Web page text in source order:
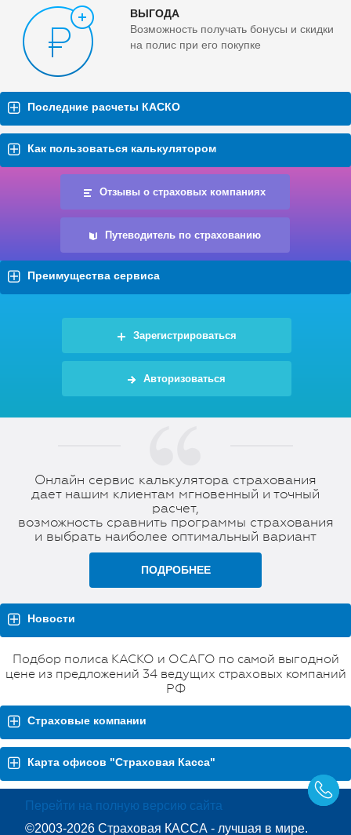
ВЫГОДА
Возможность получать бонусы и скидки
на полис при его покупке
Последние расчеты КАСКО
Как пользоваться калькулятором
Отзывы о страховых компаниях
Путеводитель по страхованию
Преимущества сервиса
Зарегистрироваться
Авторизоваться
Онлайн сервис калькулятора страхования
дает нашим клиентам мгновенный и точный
расчет,
возможность сравнить программы страхования
и выбрать наиболее оптимальный вариант
ПОДРОБНЕЕ
Новости
Подбор полиса КАСКО и ОСАГО по самой выгодной
цене из предложений 34 ведущих страховых компаний
РФ
Страховые компании
Карта офисов "Страховая Касса"
Перейти на полную версию сайта
©2003-2026 Страховая КАССА - лучшая в мире.